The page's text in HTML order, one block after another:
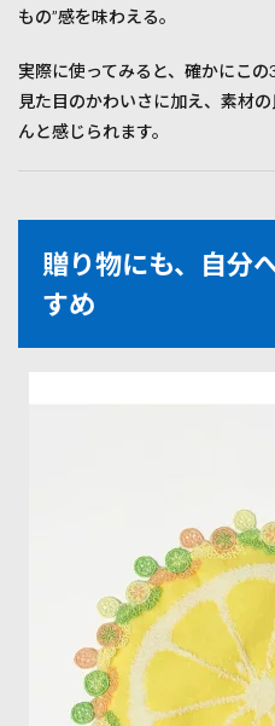
もの”感を味わえる。
実際に使ってみると、確かにこの
見た目のかわいさに加え、素材
んと感じられます。
贈り物にも、自分
すめ